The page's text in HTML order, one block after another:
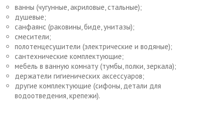
ванны (чугунные, акриловые, стальные);
душевые;
санфаянс (раковины, биде, унитазы);
смесители;
полотенцесушители (электрические и водяные);
сантехнические комплектующие;
мебель в ванную комнату (тумбы, полки, зеркала);
держатели гигиенических аксессуаров;
другие комплектующие (сифоны, детали для
водоотведения, крепежи).